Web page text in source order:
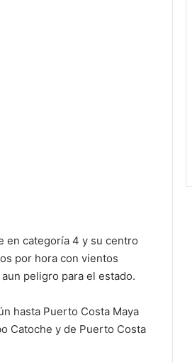
en categoría 4 y su centro
por hora con vientos
peligro para el estado.
hasta Puerto Costa Maya
Catoche y de Puerto Costa